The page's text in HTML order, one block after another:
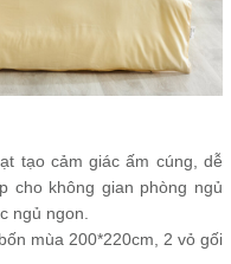
tạo cảm giác ấm cúng, dễ
cho không gian phòng ngủ
ngủ ngon.
mùa 200*220cm, 2 vỏ gối